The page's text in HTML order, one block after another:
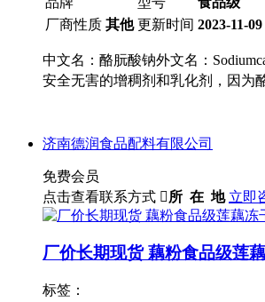
厂商性质 其他 更新时间 2023-11-09
中文名：酪朊酸钠外文名：
安全无害的增稠剂和乳化剂，因为
济南德润食品配料有限公司
免费会员
点击查看联系方式 所 在 地 立即
厂价长期现货 藕粉食品级莲
标签：